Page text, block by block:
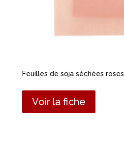
Feuilles de soja séchées roses
Voir la fiche